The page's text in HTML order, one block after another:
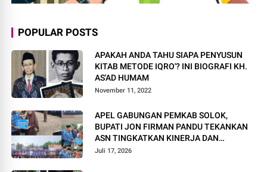
POPULAR POSTS
APAKAH ANDA TAHU SIAPA PENYUSUN
KITAB METODE IQRO'? INI BIOGRAFI KH.
AS'AD HUMAM
November 11, 2022
APEL GABUNGAN PEMKAB SOLOK,
BUPATI JON FIRMAN PANDU TEKANKAN
ASN TINGKATKAN KINERJA DAN
PELAYANAN MASYARAKAT.
Juli 17, 2026